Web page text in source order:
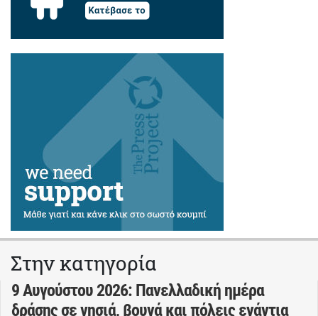
Στην κατηγορία
9 Αυγούστου 2026: Πανελλαδική ημέρα
δράσης σε νησιά, βουνά και πόλεις ενάντια